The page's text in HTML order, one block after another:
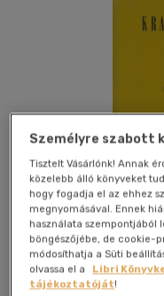
Személyre szabott
Tisztelt Vásárlónk! Annak
közelebb álló könyveket
hogy fogadja el az ehhez
megnyomásával. Ennek
használata szempontjából
böngészőjébe, de cookie-
módosíthatja a Süti
olvassa el a
Libri
tájékoztatóját!